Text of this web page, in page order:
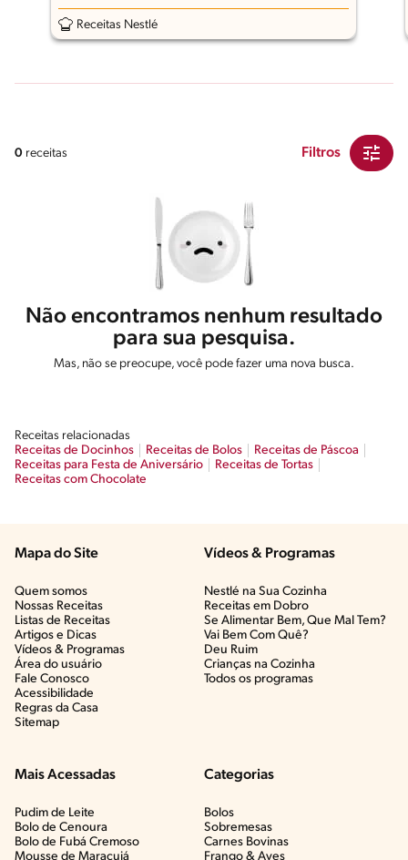
Receitas Nestlé
0 receitas Filtros
Não encontramos nenhum resultado
para sua pesquisa.
Mas, não se preocupe, você pode fazer uma nova busca.
Receitas relacionadas
Receitas de Docinhos
Receitas de Bolos
Receitas de Páscoa
Receitas para Festa de Aniversário
Receitas de Tortas
Receitas com Chocolate
Mapa do Site
Quem somos
Nossas Receitas
Listas de Receitas​
Artigos e Dicas​
Vídeos & Programas​
Área do usuário
Fale Conosco
Acessibilidade
Regras da Casa
Sitemap
Vídeos & Programas​
Nestlé na Sua Cozinha
Receitas em Dobro
Se Alimentar Bem, Que Mal Tem?​
Vai Bem Com Quê?​
Deu Ruim​
Crianças na Cozinha​
Todos os programas
Mais Acessadas
Pudim de Leite
Bolo de Cenoura
Bolo de Fubá Cremoso
Mousse de Maracujá
Categorias
Bolos
Sobremesas
Carnes Bovinas​
Frango & Aves​